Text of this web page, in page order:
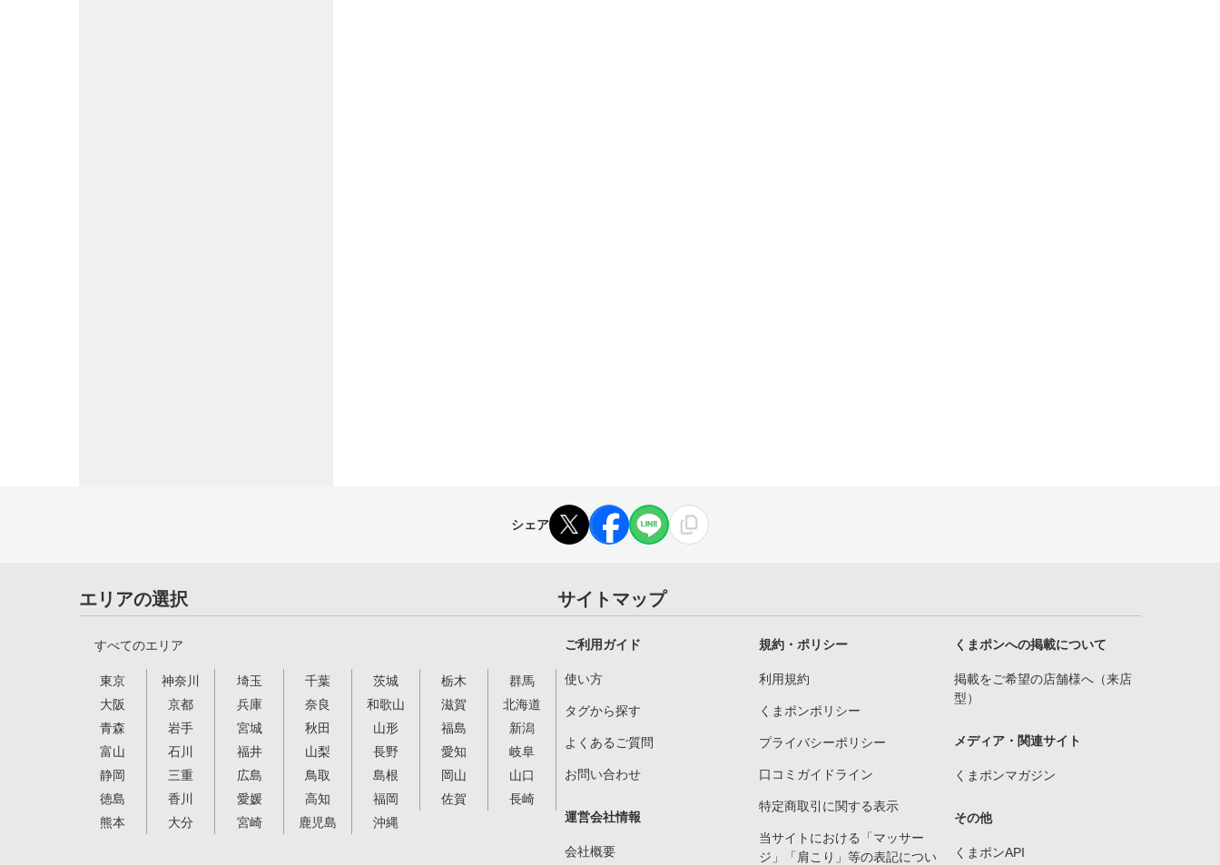
シェア
エリアの選択
すべてのエリア
東京 神奈川 埼玉 千葉 茨城 栃木
群馬
大阪
京都 兵庫 奈良 和歌山 滋賀
北海道
青森
岩手 宮城 秋田 山形 福島
新潟
富山
石川 福井 山梨 長野 愛知
岐阜
静岡
三重 広島 鳥取 島根 岡山
山口
徳島
香川 愛媛 高知 福岡 佐賀
長崎
熊本
大分 宮崎 鹿児島 沖縄
サイトマップ
ご利用ガイド
使い方
タグから探す
よくあるご質問
お問い合わせ
運営会社情報
会社概要
規約・ポリシー
利用規約
くまポンポリシー
プライバシーポリシー
口コミガイドライン
特定商取引に関する表示
当サイトにおける「マッサー
ジ」「肩こり」等の表記につい
くまポンへの掲載について
掲載をご希望の店舗様へ（来店
型）
メディア・関連サイト
くまポンマガジン
その他
くまポンAPI